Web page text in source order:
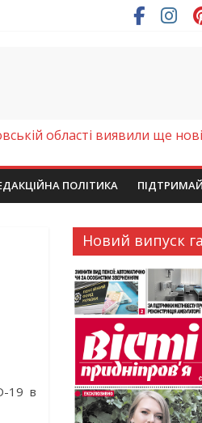
області виявили ще
ПОЛІТИКА
19 в
Новий випуск